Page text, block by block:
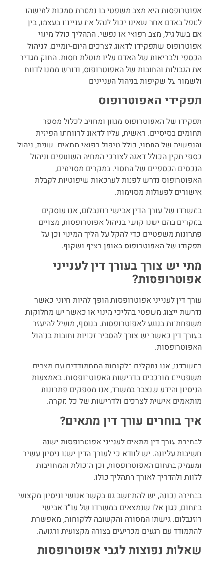
אפוטרופסות היא מצב משפטי בו נמסרת סמכות למישהו
לטפל באדם אחר שאינו יכול לנהל את ענייניו בעצמו, בין
אם בשל גיל, מצב רפואי או נפשי. התהליך כולל מינוי
אפוטרופוס שתפקידו לדאוג לצרכים היום-יומיים, לניהול
הכספי ולבריאות של האדם עליו מוטלת חסות. החוק מגדיר
את הגבולות והחובות של האפוטרופוס, ודורש ממנו לדווח
ולשמור על שקיפות בניהול העניינים.
תפקידי האפוטרופוס
תפקידו של האפוטרופוס מגוון ומחויב לכלול מספר
תחומים בסיסיים. ראשית, עליו לדאוג לרווחתו הפיזית
והנפשית של החסוי, כולל טיפול רפואי מתאים. שנית, ניהול
כספי תקין הכולל דאגה לצורכי המחיה השוטפים וניהול
הנכסים הכספיים של החסוי. במקרים מסוימים,
האפוטרופוס נדרש לפנות לערכאות שיפוטיות לקבלת
אישורים לפעולות מסוימות.
במשרדו של עורך הדין אבישי רוזנבלום, אנו עוסקים
במקרים בהם ישנו קושי בניהול אפוטרופסות, מצויים
פתרונות משפטיים כדי להקל על הליך המינוי וכן על
תפקודו של האפוטרופוס באופן רציף ושקוף.
מתי יש צורך בעורך דין לענייני
אפוטרופסות?
עורך דין לענייני אפוטרופסות הופך להיות חיוני כאשר
נדרשת ייצוג משפטי בהליכי מינוי או כאשר יש מחלוקות
משפחתיות בנוגע לאפוטרופסות. בנוסף, מועיל להיעזר
בעורך דין כאשר יש צורך להסביר זכויות וחובות בניהול
האפוטרופסות.
במשרדנו, אנו נתקלים בלקוחות המתמודדים עם מצבים
משפטיים מורכבים בדרישות האפוטרופסות. באמצעות
הניסיון והידע שנצבר במשרד, אנו מספקים פתרונות
מותאמים אישית לצרכים ולדרישות של כל מקרה.
איך בוחרים עורך דין מתאים?
לבחירת עורך דין מתאים לענייני אפוטרופסות ישנה
חשיבות עליונה. יש לוודא כי לעורך הדין ישנו ניסיון עשיר
ומעמיק בתחום האפוטרופסות, וכן היכולת והמחויבות
ללוות ולהדריך לאורך התהליך כולו.
בבחירה נכונה, יש להתחשב גם בקשר אנושי וניסיון מקצועי
בתחום, כגון אלו שנמצאים במשרדו של עו”ד אבישי
רוזנבלום. גישתו המסורה והקשובה ללקוחות, מאפשרת
להתמודד עם רגעים מכריעים בצורה מקצועית ורגועה.
שאלות נפוצות לגבי אפוטרופסות